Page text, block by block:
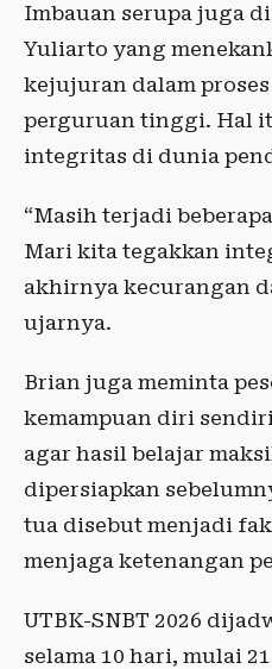
Imbauan serupa juga
Yuliarto yang
kejujuran dalam
perguruan tinggi. Hal
integritas di dunia
“Masih terjadi
Mari kita tegakkan
akhirnya kecurangan
ujarnya.
Brian juga meminta
kemampuan diri
agar hasil belajar
dipersiapkan
tua disebut menjadi
menjaga ketenangan
UTBK-SNBT 2026
selama 10 hari, mulai